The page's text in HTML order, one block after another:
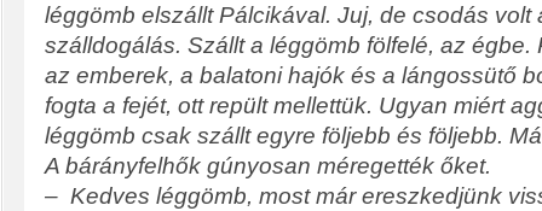
léggömb elszállt Pálcikával. Juj, de csodás volt
szálldogálás. Szállt a léggömb fölfelé, az égbe.
az emberek, a balatoni hajók és a lángossütő
fogta a fejét, ott repült mellettük. Ugyan miért
léggömb csak szállt egyre följebb és följebb.
A bárányfelhők gúnyosan méregették őket.
– Kedves léggömb, most már ereszkedjünk